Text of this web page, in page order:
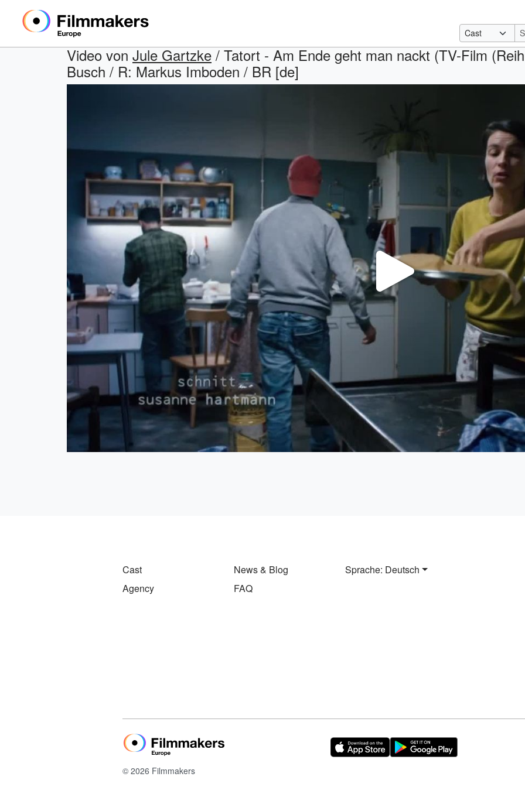
Video von Jule Gartzke / Tatort - Am Ende geht man nackt (TV-Film
Busch / R: Markus Imboden / BR [de]
Video
Cast
Agency
News & Blog
FAQ
Sprache: Deutsch
© 2026 Filmmakers